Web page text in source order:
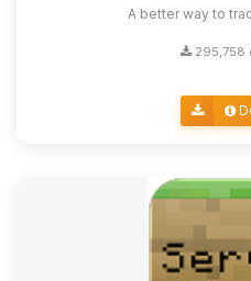
A better way to
295,758